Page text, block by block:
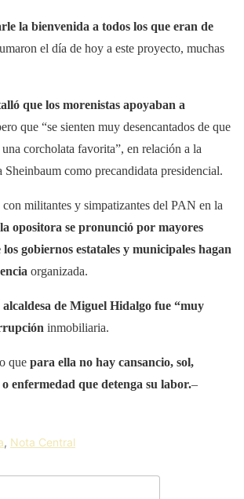
la bienvenida a todos los que eran de
el día de hoy a este proyecto, muchas
que los morenistas apoyaban a
que “se sienten muy desencantados de que
corcholata favorita”, en relación a la
Sheinbaum como precandidata presidencial.
militantes y simpatizantes del PAN en la
la opositora se pronunció por mayores
gobiernos estatales y municipales hagan
organizada.
alcaldesa de Miguel Hidalgo fue “muy
inmobiliaria.
que para ella no hay cansancio, sol,
enfermedad que detenga su labor.–
, Nota Central